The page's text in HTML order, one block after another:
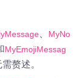
MyNo
MyEmojiMessag
赘述。